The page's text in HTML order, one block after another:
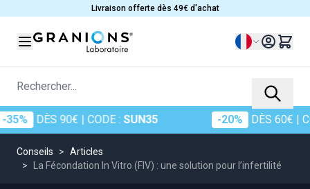
Livraison offerte dès 49€ d'achat
Langue
Rechercher...
DÈS 90€| CODE :SUN35 DÈS 60€| CODE :
Conseils > Articles
>
La Fécondation In Vitro (FIV) : une solution pour l’infertilité